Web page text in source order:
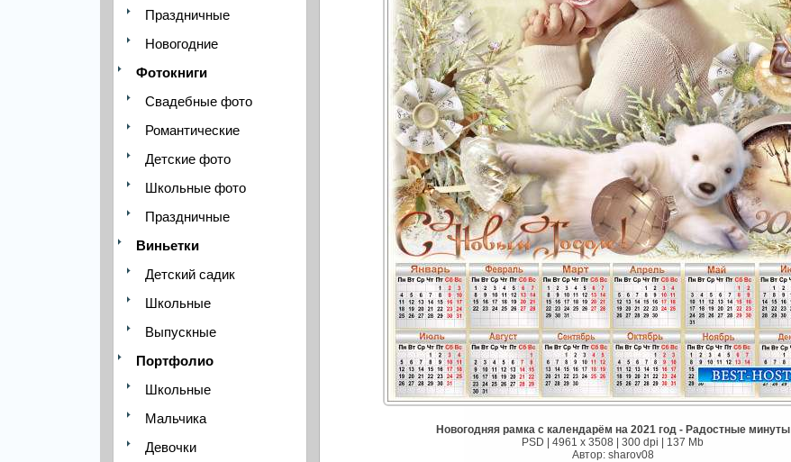
Праздничные
Новогодние
Фотокниги
Свадебные фото
Романтические
Детские фото
Школьные фото
Праздничные
Виньетки
Детский садик
Школьные
Выпускные
Портфолио
Школьные
Мальчика
Девочки
Новогодняя рамка с календарём на 2021 год - Радостные минуты
PSD | 4961 х 3508 | 300 dpi | 137 Mb
Автор: sharov08